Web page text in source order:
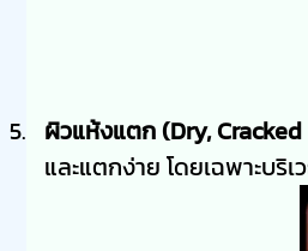
ผิวแห้งแตก (Dry,
และแตกง่าย โดยเฉพาะบริ